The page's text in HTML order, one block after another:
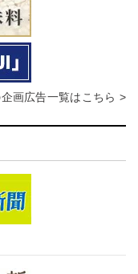
画広告一覧はこちら >